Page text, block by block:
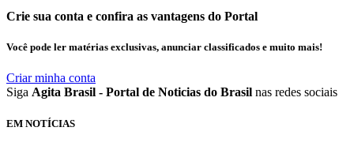
Crie sua conta e confira as vantagens do Portal
Você pode ler matérias exclusivas, anunciar classificados e muito mais!
Criar minha conta
Siga Agita Brasil - Portal de Noticias do Brasil nas redes sociais
EM NOTÍCIAS